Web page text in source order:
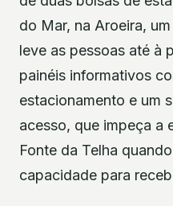
do Mar, na Aroeira,
leve as pessoas até à
painéis informativos
estacionamento e um
acesso, que impeça a
Fonte da Telha
capacidade para